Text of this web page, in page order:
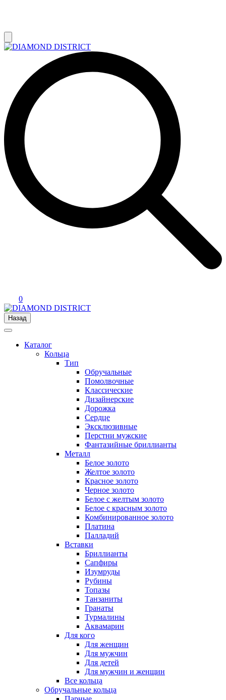
0
Назад
Каталог
Кольца
Тип
Обручальные
Помолвочные
Классические
Дизайнерские
Дорожка
Сердце
Эксклюзивные
Перстни мужские
Фантазийные бриллианты
Металл
Белое золото
Желтое золото
Красное золото
Черное золото
Белое с желтым золото
Белое с красным золото
Комбинированное золото
Платина
Палладий
Вставки
Бриллианты
Сапфиры
Изумруды
Рубины
Топазы
Танзаниты
Гранаты
Турмалины
Аквамарин
Для кого
Для женщин
Для мужчин
Для детей
Для мужчин и женщин
Все кольца
Обручальные кольца